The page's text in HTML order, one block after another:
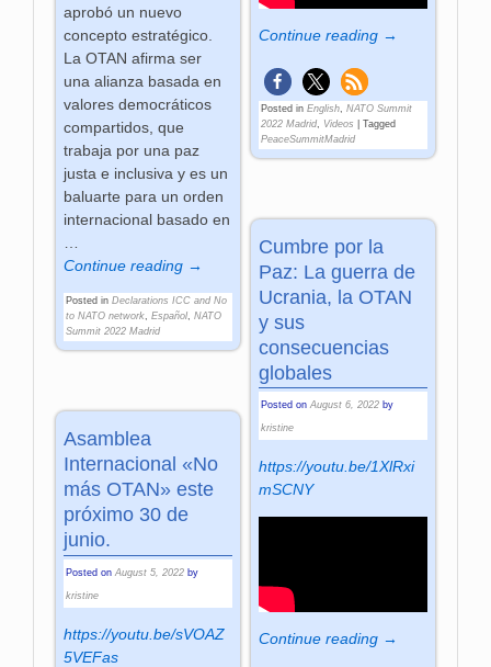
aprobó un nuevo
concepto estratégico.
La OTAN afirma ser
una alianza basada en
valores democráticos
compartidos, que
trabaja por una paz
justa e inclusiva y es un
baluarte para un orden
internacional basado en
…
Continue reading →
Posted in Declarations ICC and No
to NATO network,Español,NATO
Summit 2022 Madrid
Continue reading →
Posted in English, NATO Summit
2022 Madrid, Videos
Tagged
PeaceSummitMadrid
Cumbre por la
Paz: La guerra de
Ucrania, la OTAN
y sus
consecuencias
globales
Posted on August 6, 2022 by
kristine
https://youtu.be/1XlRxi
mSCNY
Continue reading →
Asamblea
Internacional «No
más OTAN» este
próximo 30 de
junio.
Posted onAugust 5, 2022 by
kristine
https://youtu.be/sVOAZ
5VEFas